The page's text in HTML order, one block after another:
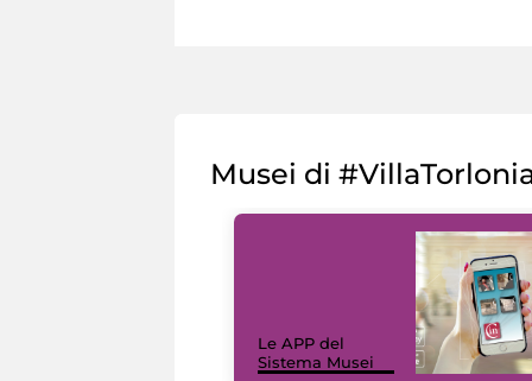
Musei di
Le APP del
Sistema Musei